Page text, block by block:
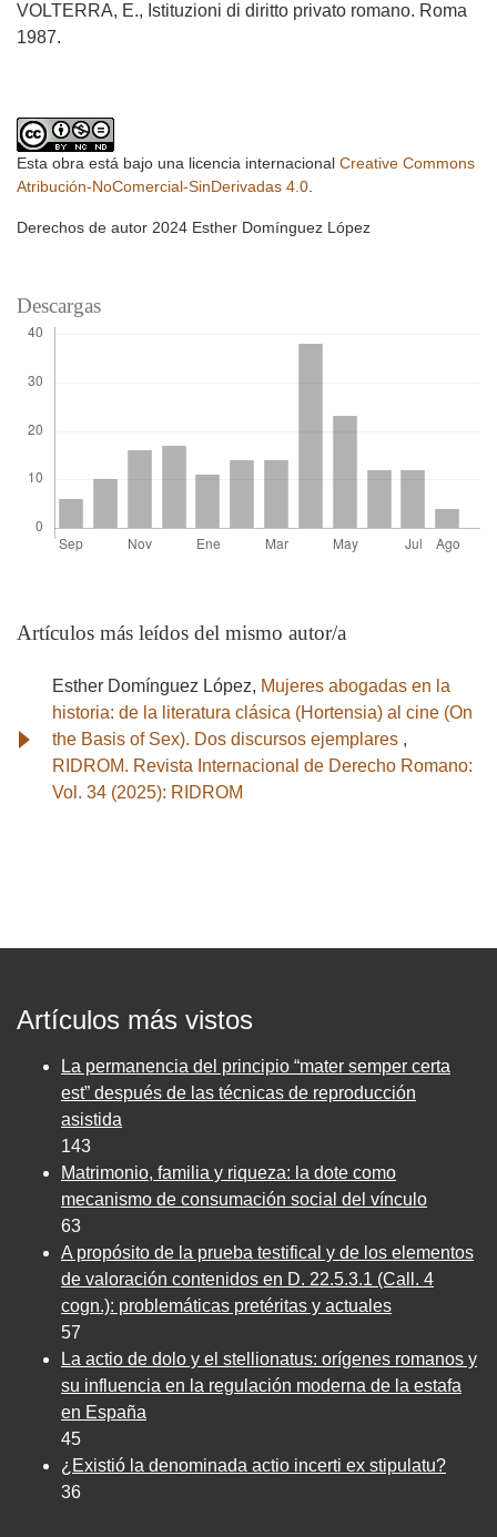
VOLTERRA, E., Istituzioni di diritto privato romano. Roma
1987.
Esta obra está bajo una licencia internacional Creative Commons
Atribución-NoComercial-SinDerivadas 4.0.
Derechos de autor 2024 Esther Domínguez López
Descargas
Artículos más leídos del mismo autor/a
Esther Domínguez López, Mujeres abogadas en la
historia: de la literatura clásica (Hortensia) al cine (On
the Basis of Sex). Dos discursos ejemplares ,
RIDROM. Revista Internacional de Derecho Romano:
Vol. 34 (2025): RIDROM
Artículos más vistos
La permanencia del principio “mater semper certa
est” después de las técnicas de reproducción
asistida
143
Matrimonio, familia y riqueza: la dote como
mecanismo de consumación social del vínculo
63
A propósito de la prueba testifical y de los elementos
de valoración contenidos en D. 22.5.3.1 (Call. 4
cogn.): problemáticas pretéritas y actuales
57
La actio de dolo y el stellionatus: orígenes romanos y
su influencia en la regulación moderna de la estafa
en España
45
¿Existió la denominada actio incerti ex stipulatu?
36